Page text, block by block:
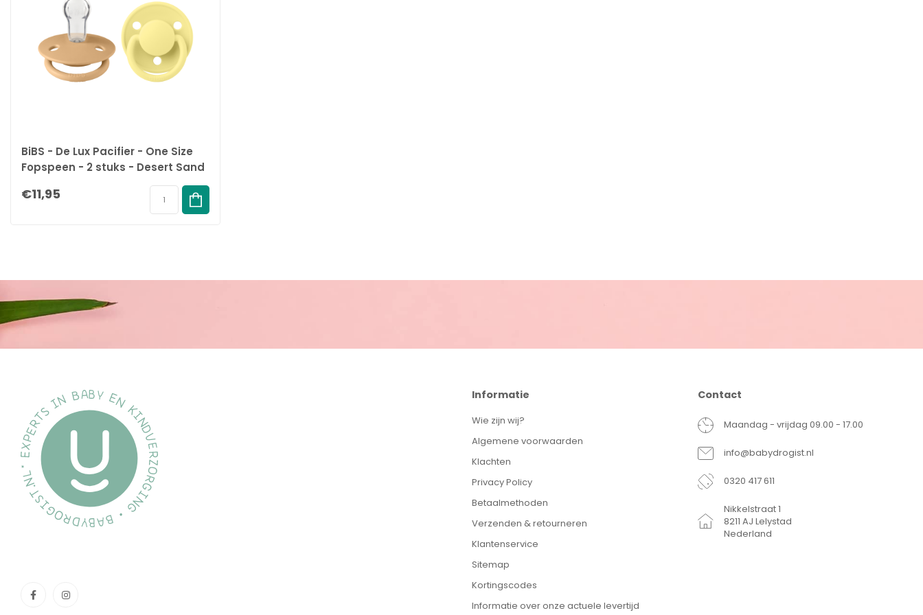
Natuurrubberlatex maat 2:
6+ maanden
Siliconen:Onesize: 0-3 jaar
BiBS - De Lux Pacifier - One Size
Fopspeen - 2 stuks - Desert Sand
€11,95
Informatie
Wie zijn wij?
Algemene voorwaarden
Klachten
Privacy Policy
Betaalmethoden
Verzenden & retourneren
Klantenservice
Sitemap
Kortingscodes
Informatie over onze actuele levertijd
Contact
Maandag - vrijdag 09.00 - 17.00
info@babydrogist.nl
0320 417 611
Nikkelstraat 1
8211 AJ Lelystad
Nederland